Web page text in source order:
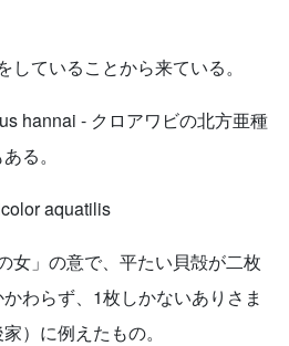
していることから来ている。
hannai - クロアワビの北方亜種
る。
aquatilis
女」の意で、平たい貝殻が二枚
わらず、1枚しかないありさま
）に例えたもの。